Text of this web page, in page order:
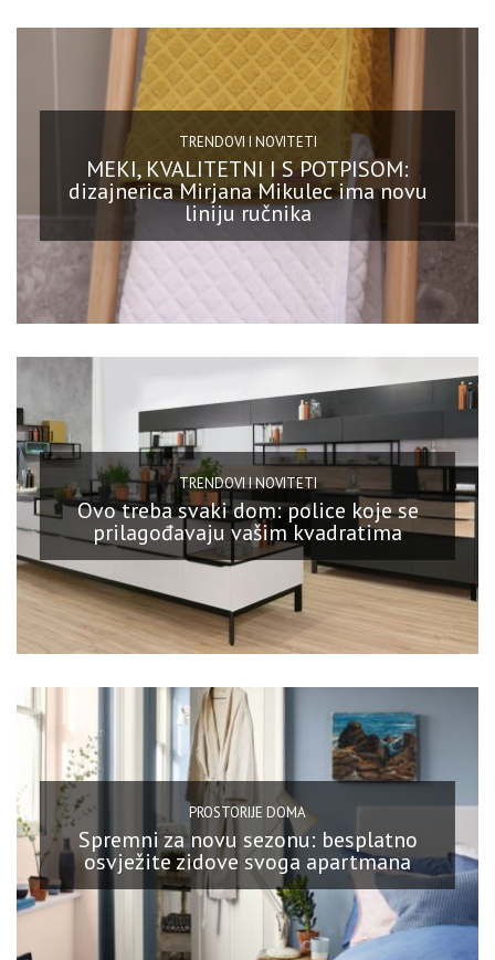
TRENDOVI I NOVITETI
MEKI, KVALITETNI I S POTPISOM:
dizajnerica Mirjana Mikulec ima novu
liniju ručnika
TRENDOVI I NOVITETI
Ovo treba svaki dom: police koje se
prilagođavaju vašim kvadratima
PROSTORIJE DOMA
Spremni za novu sezonu: besplatno
osvježite zidove svoga apartmana